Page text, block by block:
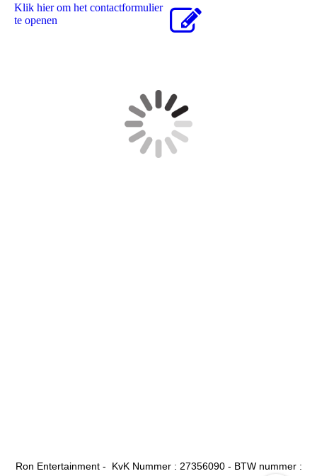
Klik hier om het contactformulier
te openen
Ron Entertainment - KvK Nummer : 27356090 - BTW nummer :